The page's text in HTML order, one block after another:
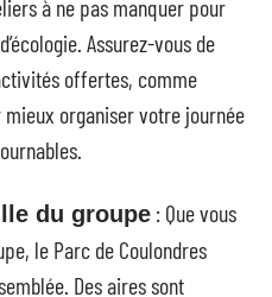
à ne pas manquer pour
Assurez-vous de
offertes, comme
mieux organiser votre journée
du groupe : Que vous
le Parc de Coulondres
Des aires sont